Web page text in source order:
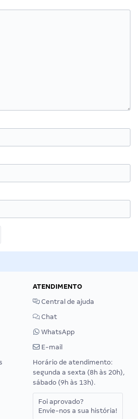
ATENDIMENTO
Central de ajuda
Chat
WhatsApp
E-mail
Horário de atendimento:
segunda a sexta (8h às 20h),
sábado (9h às 13h).
Foi aprovado?
Envie-nos a sua história!